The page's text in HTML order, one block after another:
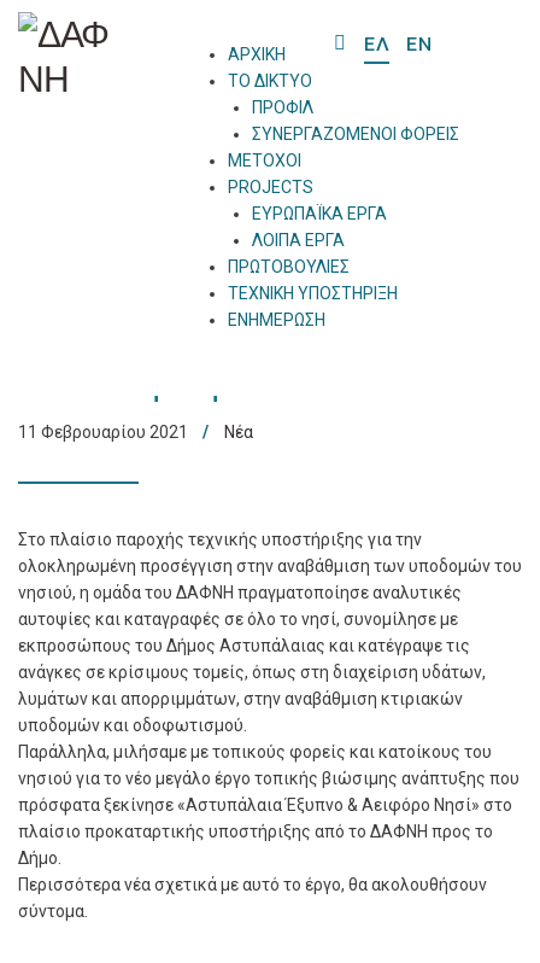
ΑΡΧΙΚΗ
ΤΟ ΔΙΚΤΥΟ
ΠΡΟΦΙΛ
ΣΥΝΕΡΓΑΖΟΜΕΝΟΙ ΦΟΡΕΙΣ
ΜΕΤΟΧΟΙ
PROJECTS
ΕΥΡΩΠΑΪΚΑ ΕΡΓΑ
ΛΟΙΠΑ ΕΡΓΑ
ΠΡΩΤΟΒΟΥΛΙΕΣ
ΤΕΧΝΙΚΗ ΥΠΟΣΤΗΡΙΞΗ
ΕΝΗΜΕΡΩΣΗ
ΕΛ EN
Ενημέρωση
Αποστολή στην Αστυπάλαια
11 Φεβρουαρίου 2021 Νέα
Στο πλαίσιο παροχής τεχνικής υποστήριξης για την
ολοκληρωμένη προσέγγιση στην αναβάθμιση των υποδομών του
νησιού, η ομάδα του ΔΑΦΝΗ πραγματοποίησε αναλυτικές
αυτοψίες και καταγραφές σε όλο το νησί, συνομίλησε με
εκπροσώπους του Δήμος Αστυπάλαιας και κατέγραψε τις
ανάγκες σε κρίσιμους τομείς, όπως στη διαχείριση υδάτων,
λυμάτων και απορριμμάτων, στην αναβάθμιση κτιριακών
υποδομών και οδοφωτισμού.
Παράλληλα, μιλήσαμε με τοπικούς φορείς και κατοίκους του
νησιού για το νέο μεγάλο έργο τοπικής βιώσιμης ανάπτυξης που
πρόσφατα ξεκίνησε «Αστυπάλαια Έξυπνο & Αειφόρο Νησί» στο
πλαίσιο προκαταρτικής υποστήριξης από το ΔΑΦΝΗ προς το
Δήμο.
Περισσότερα νέα σχετικά με αυτό το έργο, θα ακολουθήσουν
σύντομα.